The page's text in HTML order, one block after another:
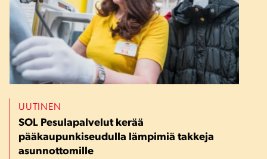
UUTINEN
SOL Pesulapalvelut kerää
pääkaupunkiseudulla lämpimiä takkeja
asunnottomille